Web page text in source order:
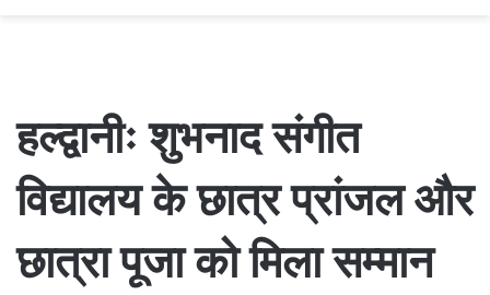
हल्द्वानीः शुभनाद संगीत
विद्यालय के छात्र प्रांजल और
छात्रा पूजा को मिला सम्मान